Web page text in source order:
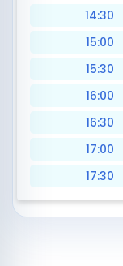
14:30
15:00
15:30
16:00
16:30
17:00
17:30